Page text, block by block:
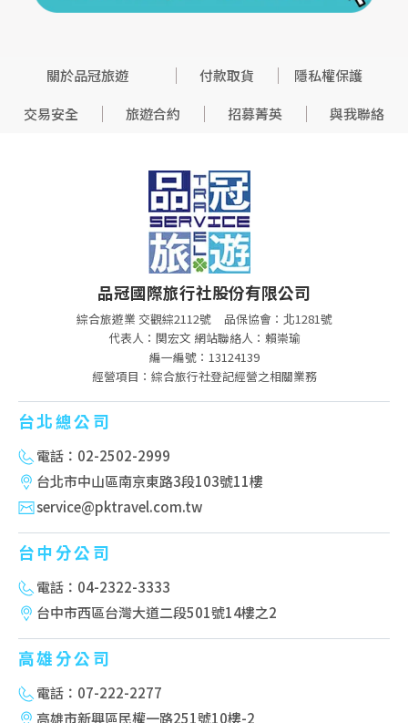
關於品冠旅遊 付款取貨
隱私權保護
交易安全
旅遊合約 招募菁英 與我聯絡
品冠國際旅行社股份有限公司
綜合旅遊業 交觀綜2112號
品保協會：北1281號
代表人：関宏文 網站聯絡人：賴崇瑜
編一編號：13124139
經營項目：綜合旅行社登記經營之相關業務
台北總公司
電話：02-2502-2999
台北市中山區南京東路3段103號11樓
service@pktravel.com.tw
台中分公司
電話：04-2322-3333
台中市西區台灣大道二段501號14樓之2
高雄分公司
電話：07-222-2277
高雄市新興區民權一路251號10樓-2